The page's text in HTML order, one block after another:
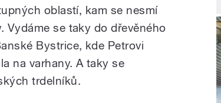
oblastí, kam se nesmí
Vydáme se taky do dřevěného
Bystrice, kde Petrovi
na varhany. A taky se
trdelníků.